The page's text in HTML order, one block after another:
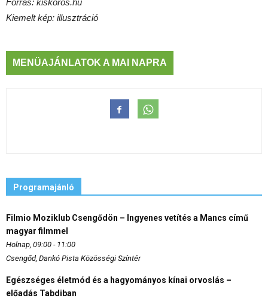
Forrás: kiskoros.hu
Kiemelt kép: illusztráció
MENÜAJÁNLATOK A MAI NAPRA
Programajánló
Filmio Moziklub Csengődön – Ingyenes vetítés a Mancs című
magyar filmmel
Holnap, 09:00 - 11:00
Csengőd, Dankó Pista Közösségi Színtér
Egészséges életmód és a hagyományos kínai orvoslás –
előadás Tabdiban